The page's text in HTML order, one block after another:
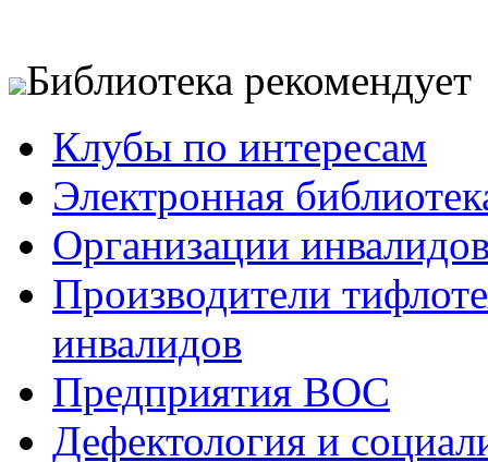
Библиотека рекомендует
Клубы по интересам
Электронная
Организации
Производители
инвалидов
Предприятия ВОС
Дефектология и